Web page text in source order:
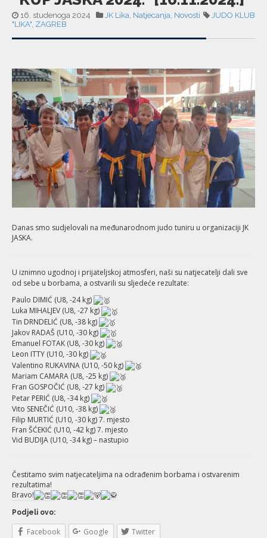
16. studenoga 2024 JK Lika, Natjecanja, Novosti
JUDO KLUB
"LIKA", ZAGREB
Danas smo sudjelovali na međunarodnom judo tuniru u organizaciji JK
JASKA.
U iznimno ugodnoj i prijateljskoj atmosferi, naši su natjecatelji dali sve
od sebe u borbama, a ostvarili su sljedeće rezultate:
Paulo DIMIĆ (U8, -24 kg)
Luka MIHALJEV (U8, -27 kg)
Tin DRNDELIĆ (U8, -38 kg)
Jakov RADAŠ (U10, -30 kg)
Emanuel FOTAK (U8, -30 kg)
Leon ITTY (U10, -30 kg)
Valentino RUKAVINA (U10, -50 kg)
Mariam CAMARA (U8, -25 kg)
Fran GOSPOČIĆ (U8, -27 kg)
Petar PERIĆ (U8, -34 kg)
Vito SENEČIĆ (U10, -38 kg)
Filip MURTIĆ (U10, -30 kg) 7. mjesto
Fran ŠĆEKIĆ (U10, -42 kg) 7. mjesto
Vid BUDIJA (U10, -34 kg) – nastupio
Čestitamo svim natjecateljima na odrađenim borbama i ostvarenim
rezultatima!
Bravo!
Podjeli ovo:
Facebook Google Twitter